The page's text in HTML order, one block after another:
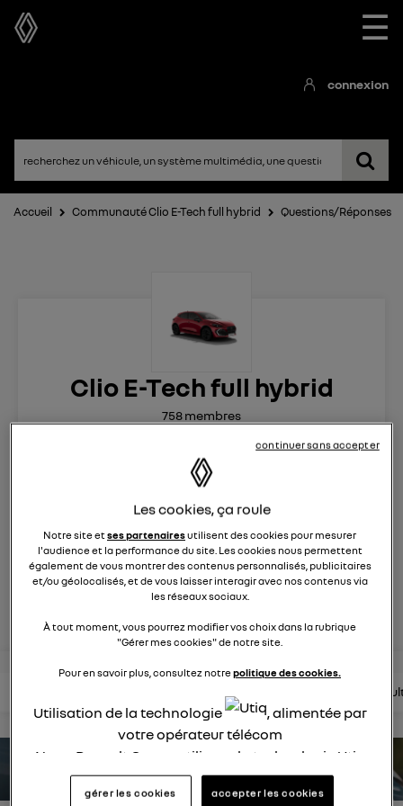
☰
connexion
Accueil Communauté Clio E-Tech full hybrid Questions/Réponses
Clio E-Tech full hybrid
758membres
Après 30 ans de succès, Renault Clio full hybrid E_Tech
posez une question
rejoignez
estimez votre autonomie
Les cookies, ça roule
Notre site etses partenairesutilisent des cookies pour mesurer
l'audience et la performance du site. Les cookies nous permettent
également de vous montrer des contenus personnalisés, publicitaires
et/ou géolocalisés, et de vous laisser interagir avec nos contenus via
les réseaux sociaux.
À tout moment, vous pourrez modifier vos choix dans la rubrique
"Gérer mes cookies" de notre site.
Pour en savoir plus, consultez notrepolitique des cookies.
Utilisation de la technologie
, alimentée par
votre opérateur télécom
Nous, Renault Group, utilisons la technologie Utiq
pour nos activités digitales (telles que décrites
dans cette notice de consentement) et liées à
gérer les cookies accepter les cookies
continuer sans accepter